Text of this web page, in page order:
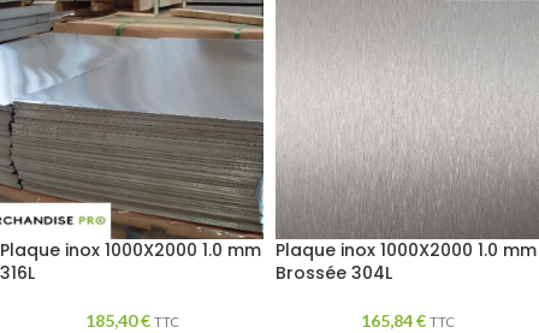
Plaque inox 1000X2000 1.0 mm
316L
185,40€ TTC
Plaque inox 1000X2000 1.0 mm
Brossée 304L
165,84€ TTC